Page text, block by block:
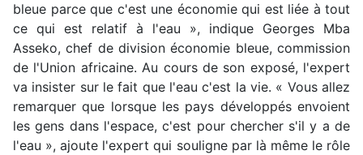
bleue parce que c'est une économie qui est liée à tout
ce qui est relatif à l'eau », indique Georges Mba
Asseko, chef de division économie bleue, commission
de l'Union africaine. Au cours de son exposé, l'expert
va insister sur le fait que l'eau c'est la vie. « Vous allez
remarquer que lorsque les pays développés envoient
les gens dans l'espace, c'est pour chercher s'il y a de
l'eau », ajoute l'expert qui souligne par là même le rôle